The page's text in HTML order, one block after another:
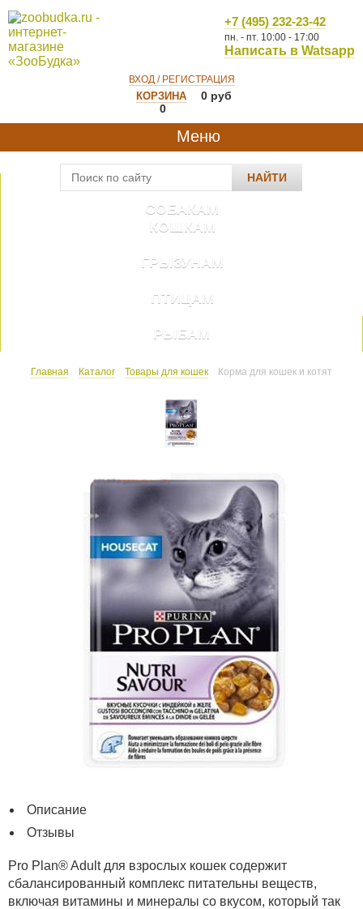
Меню
+7 (495) 232-23-42
пн. - пт. 10:00 - 17:00
Написать в Watsapp
НАЙТИ
ВХОД / РЕГИСТРАЦИЯ
КОРЗИНА
0
0 руб
СОБАКАМ
КОШКАМ
ГРЫЗУНАМ
ПТИЦАМ
РЫБАМ
Главная Каталог Товары для кошек Корма для кошек и котят
Описание
Отзывы
Pro Plan® Adult для взрослых кошек содержит
сбалансированный комплекс питательны веществ,
включая витамины и минералы со вкусом, который так